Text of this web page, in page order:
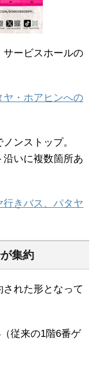
サービスホールの
ヤ・ホアヒンへの
ンストップ。
いに複数箇所あ
行きバス、パタヤ
集約
れた形となって
従来の1階6番ゲ